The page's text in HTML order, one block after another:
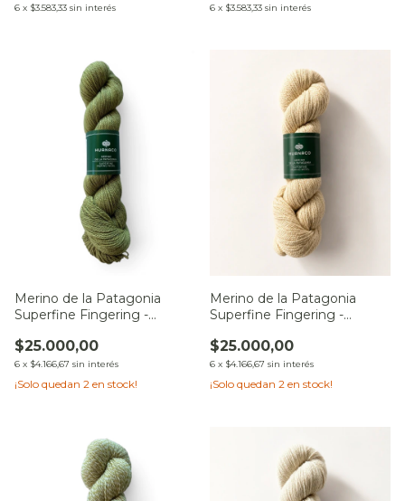
6 x $3.583,33 sin interés 6 x $3.583,33 sin interés
Merino de la Patagonia
Superfine Fingering -
$25.000,00
6 x $4.166,67 sin interés
¡Solo quedan 2 en stock!
Merino de la Patagonia
Superfine Fingering -
$25.000,00
6 x $4.166,67 sin interés
¡Solo quedan 2 en stock!